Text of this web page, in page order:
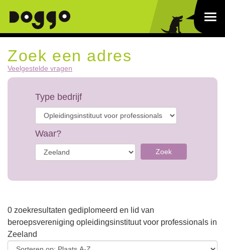
Zoek een adres
Veelgestelde vragen
Type bedrijf
Waar?
Zoek
0 zoekresultaten gediplomeerd en lid van
beroepsvereniging opleidingsinstituut voor professionals in
Zeeland